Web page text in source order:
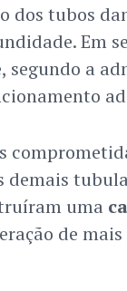
dos tubos
Em
segundo a
uma
de